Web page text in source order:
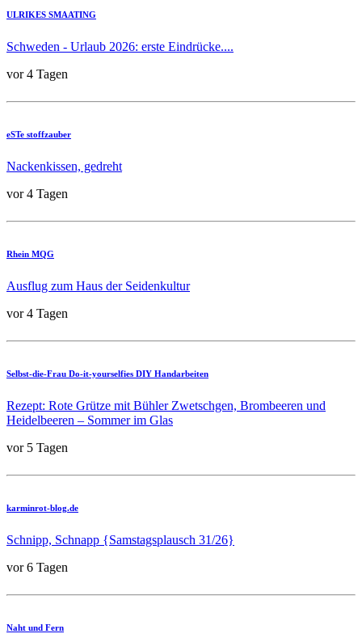
ULRIKES SMAATING
Schweden - Urlaub 2026: erste Eindrücke....
vor 4 Tagen
eSTe stoffzauber
Nackenkissen, gedreht
vor 4 Tagen
Rhein MQG
Ausflug zum Haus der Seidenkultur
vor 4 Tagen
Selbst-die-Frau Do-it-yourselfies DIY Handarbeiten
Rezept: Rote Grütze mit Bühler Zwetschgen, Brombeeren und
Heidelbeeren – Sommer im Glas
vor 5 Tagen
karminrot-blog.de
Schnipp, Schnapp {Samstagsplausch 31/26}
vor 6 Tagen
Naht und Fern